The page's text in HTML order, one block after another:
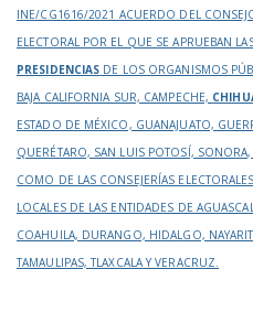
INE/CG1616/2021 ACUERDO DEL
ELECTORAL POR EL QUE SE APRUEBAN
PRESIDENCIAS DE LOS ORGANISMOS
BAJA CALIFORNIA SUR, CAMPECHE,
ESTADO DE MÉXICO, GUANAJUATO,
QUERÉTARO, SAN LUIS POTOSÍ, SONORA,
COMO DE LAS CONSEJERÍAS
LOCALES DE LAS ENTIDADES DE
COAHUILA, DURANGO, HIDALGO,
TAMAULIPAS, TLAXCALA Y VERACRUZ.